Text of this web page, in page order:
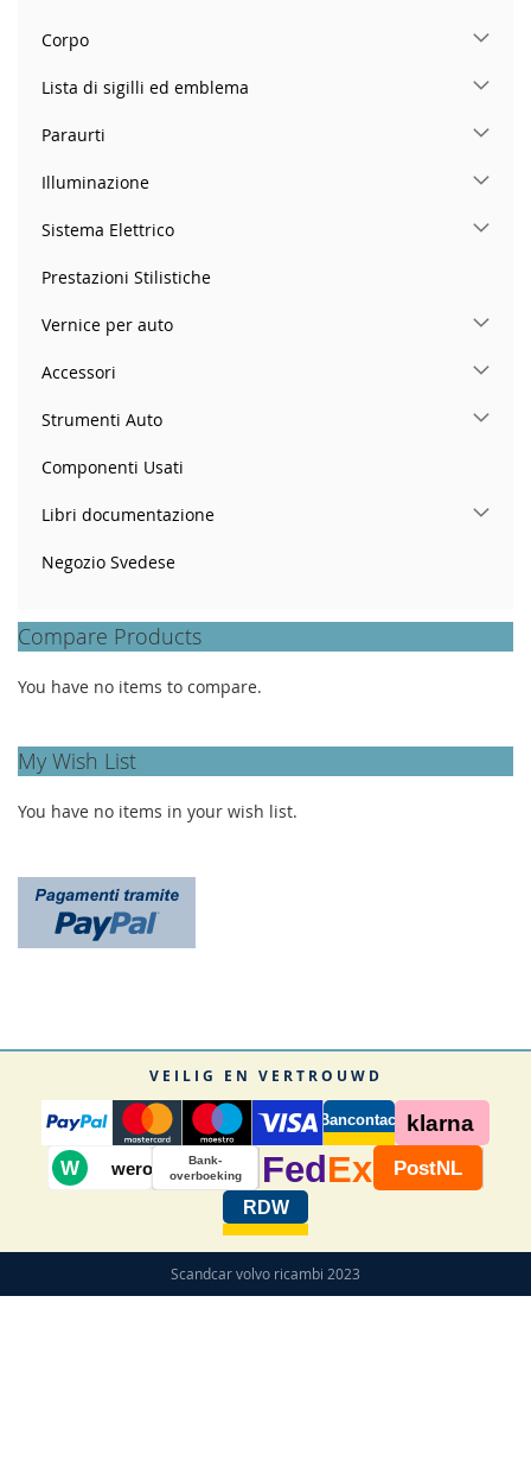
Corpo
Lista di sigilli ed emblema
Paraurti
Illuminazione
Sistema Elettrico
Prestazioni Stilistiche
Vernice per auto
Accessori
Strumenti Auto
Componenti Usati
Libri documentazione
Negozio Svedese
Compare Products
You have no items to compare.
My Wish List
You have no items in your wish list.
VEILIG EN VERTROUWD
Bancontact klarna
W wero
Bank-
overboeking
Fed Ex PostNL
RDW
Scandcar volvo ricambi 2023